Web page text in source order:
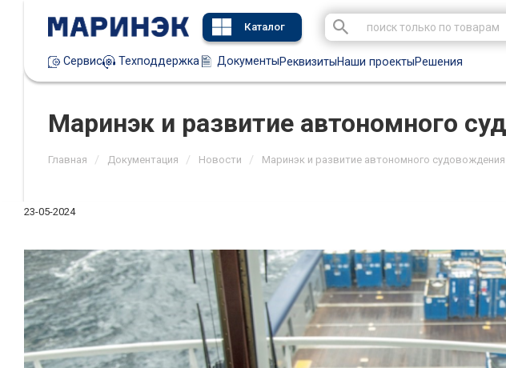
Каталог
Сервис Техподдержка ДокументыРеквизитыНаши проектыРешения
Маринэк и развитие автономного
Главная / Документация / Новости / Маринэк и развитие автономного судовождения
23-05-2024